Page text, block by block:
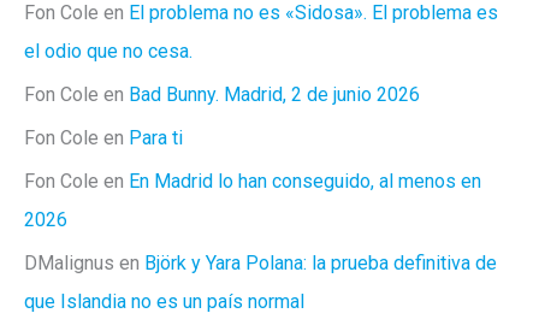
Fon Cole en El problema no es «Sidosa». El problema es
el odio que no cesa.
Fon Cole en Bad Bunny. Madrid, 2 de junio 2026
Fon Cole en Para ti
Fon Cole en En Madrid lo han conseguido, al menos en
2026
DMalignus en Björk y Yara Polana: la prueba definitiva de
que Islandia no es un país normal